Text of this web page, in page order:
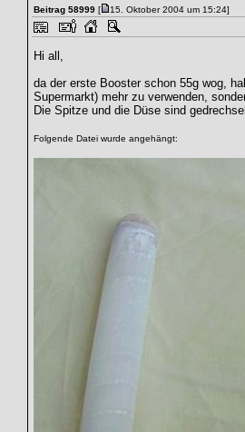
Beitrag 58999[ 15. Oktober 2004 um 15:24]
Hi all,
da der erste Booster schon 55g wog,
Supermarkt) mehr zu verwenden,
Die Spitze und die Düse sind
Folgende Datei wurde angehängt: